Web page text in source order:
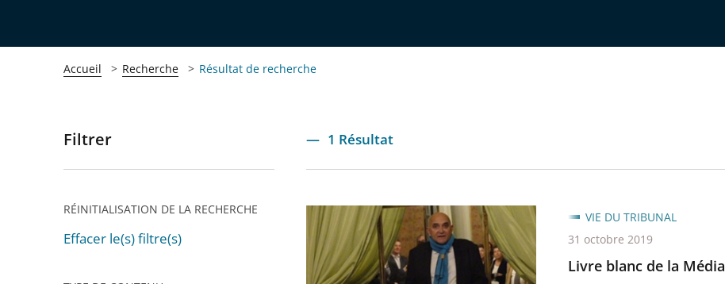
Accueil Recherche Résultat de recherche
Passer
pour
après
Filtrer
RÉINITIALISATION DE LA RECHERCHE
Effacer le(s) filtre(s)
1 Résultat
Livre
blanc
de
Livre blanc de la
VIE DU TRIBUNAL
31 octobre 2019